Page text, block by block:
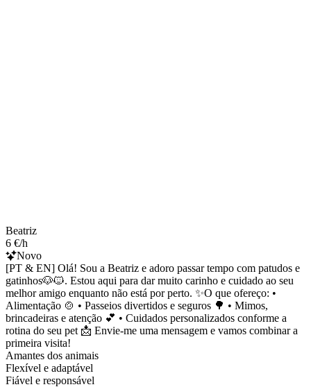
Beatriz
6 €/h
Novo
[PT & EN] Olá! Sou a Beatriz e adoro passar tempo com patudos e
gatinhos🐶🐱. Estou aqui para dar muito carinho e cuidado ao seu
melhor amigo enquanto não está por perto. ✨O que ofereço: •
Alimentação 🍲 • Passeios divertidos e seguros 🌳 • Mimos,
brincadeiras e atenção 💕 • Cuidados personalizados conforme a
rotina do seu pet 📩 Envie-me uma mensagem e vamos combinar a
primeira visita!
Amantes dos animais
Flexível e adaptável
Fiável e responsável